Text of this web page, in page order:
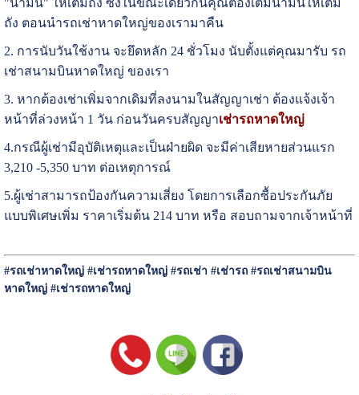
"น้ำมัน" ให้เต็มถัง ซึ่งในขณะเดียวกันคุณต้องเติมน้ำมันให้เต็ม
ถัง ตอนนำรถเช่าหาดใหญ่ของเรามาคืน
2. การนับวันใช้งาน จะยึดหลัก 24 ชั่วโมง นับตั้งแต่คุณมารับ รถ
เช่าสนามบินหาดใหญ่ ของเรา
3. หากต้องเช่าเพิ่มจากเดิมที่ลงนามในสัญญาเช่า ต้องแจ้งเจ้า
หน้าที่ล่วงหน้า 1 วัน ก่อนวันครบสัญญาเช่ารถหาดใหญ่
4.กรณีผู้เช่ามีอุบัติเหตุและเป็นฝ่ายผิด จะมีค่าเสียหายส่วนแรก
3,210 -5,350 บาท ต่อเหตุการณ์
5.ผู้เช่าสามารถป้องกันความเสี่ยง โดยการเลือกซื้อประกันภัย
แบบพิเศษเพิ่ม ราคาเริ่มต้น 214 บาท หรือ สอบถามจากเจ้าหน้าที่
#รถเช่าหาดใหญ่ #เช่ารถหาดใหญ่ #รถเช่า #เช่ารถ #รถเช่าสนามบิน
หาดใหญ่ #เช่ารถหาดใหญ่